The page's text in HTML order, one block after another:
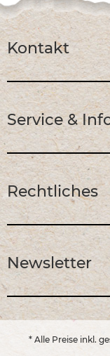
Kontakt
Service &
Rechtliches
Newsletter
* Alle Preise inkl.